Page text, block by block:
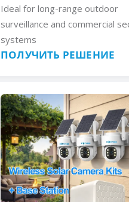
Ideal for long-range outdoor
surveillance and commercial
systems
ПОЛУЧИТЬ РЕШЕНИЕ